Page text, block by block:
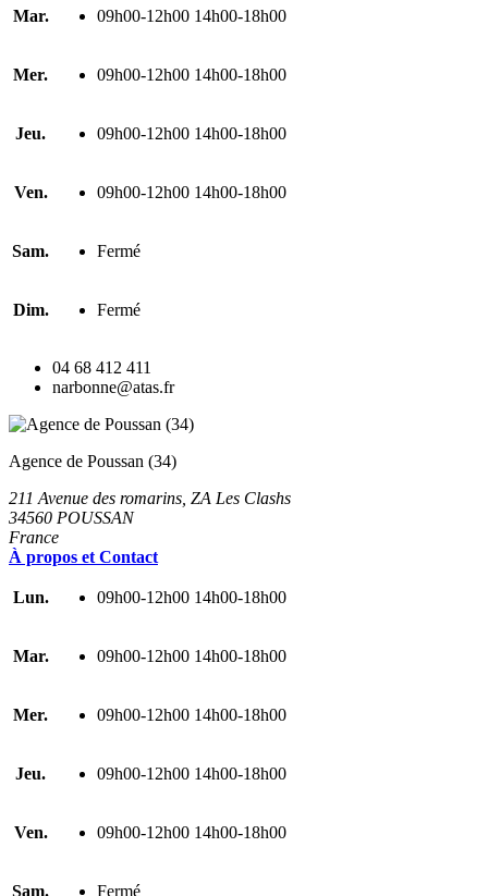
Mar. 09h00-12h00 14h00-18h00
Mer. 09h00-12h00 14h00-18h00
Jeu. 09h00-12h00 14h00-18h00
Ven. 09h00-12h00 14h00-18h00
Sam. Fermé
Dim. Fermé
04 68 412 411
narbonne@atas.fr
Agence de Poussan (34)
211 Avenue des romarins, ZA Les Clashs
34560 POUSSAN
France
À propos et Contact
Lun. 09h00-12h00 14h00-18h00
Mar. 09h00-12h00 14h00-18h00
Mer. 09h00-12h00 14h00-18h00
Jeu. 09h00-12h00 14h00-18h00
Ven. 09h00-12h00 14h00-18h00
Sam. Fermé